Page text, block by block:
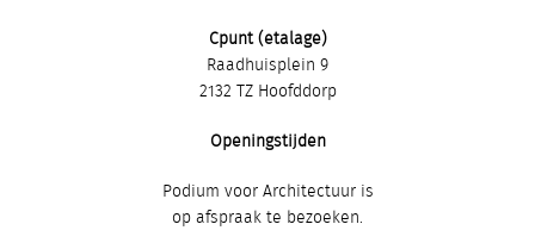
Cpunt (etalage)
Raadhuisplein 9
2132 TZ Hoofddorp
Openingstijden
Podium voor Architectuur is
op afspraak te bezoeken.